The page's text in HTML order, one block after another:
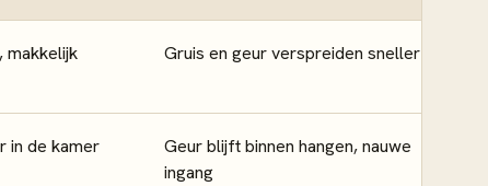
makkelijk
Gruis en geur verspreiden sneller
in de kamer
Geur blijft binnen hangen, nauwe
ingang